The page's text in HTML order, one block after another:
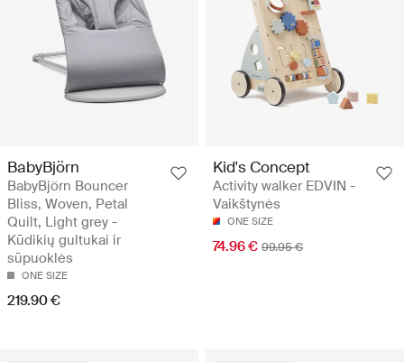
BabyBjörn
BabyBjörn Bouncer
Bliss, Woven, Petal
Quilt, Light grey -
Kūdikių gultukai ir
sūpuoklės
ONE SIZE
219.90 €
Kid's Concept
Activity walker EDVIN -
Vaikštynės
ONE SIZE
74.96 € 99.95 €